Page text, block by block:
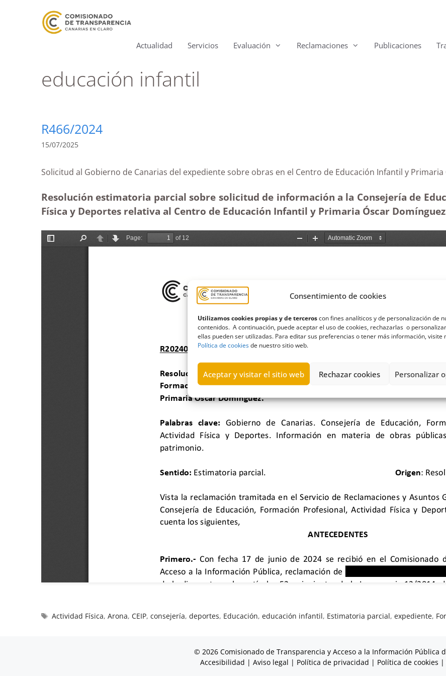
Consentimiento de cookies
Utilizamos cookies propias y de terceroscon fines analíticos y de personalización de
contenidos. A continuación, puede aceptar el uso de cookies, rechazarlas o
ellas pueden ser utilizadas. Para editar sus preferencias o tener más información, visite
Política de cookiesde nuestro sitio web.
Aceptar y visitar el sitio web Rechazar cookies Personalizar
Actualidad Servicios Evaluación Reclamaciones Publicaciones
educación infantil
R466/2024
15/07/2025
Solicitud al Gobierno de Canarias del expediente sobre obras en el Centro de Educación Infantil y
Resolución estimatoria parcial sobre solicitud de información a la Consejería de
Física y Deportes relativa al Centro de Educación Infantil y Primaria Óscar Domínguez
Actividad Física,Arona,CEIP,consejería,deportes, Educación,educación infantil, Estimatoria parcial,expediente,
© 2026 Comisionado de Transparencia y Acceso a la Información Pública
Accesibilidad | Aviso legal | Política de privacidad | Política de cookies |